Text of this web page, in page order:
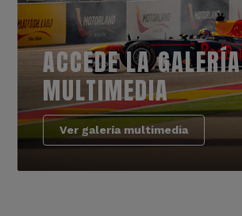
ACCEDE LA GALERÍA
MULTIMEDIA
Ver galería multimedia